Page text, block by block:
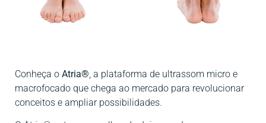
Conheça o Atria® , a plataforma de ultrassom micro e
macrofocado que chega ao mercado para revolucionar
conceitos e ampliar possibilidades.